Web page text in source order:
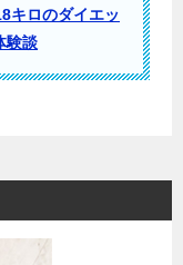
キロのダイエッ
験談